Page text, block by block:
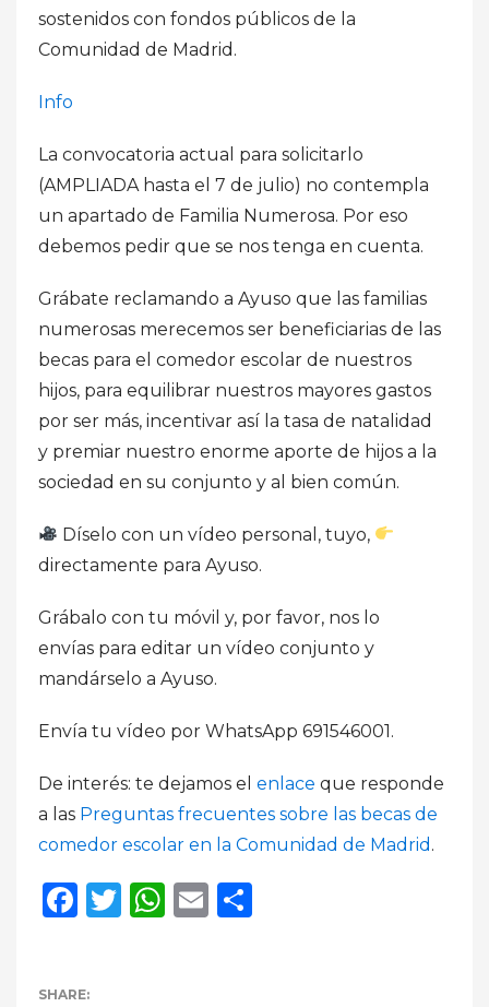
sostenidos con fondos públicos de la
Comunidad de Madrid.
Info
La convocatoria actual para solicitarlo
(AMPLIADA hasta el 7 de julio) no contempla
un apartado de Familia Numerosa. Por eso
debemos pedir que se nos tenga en cuenta.
Grábate reclamando a Ayuso que las familias
numerosas merecemos ser beneficiarias de las
becas para el comedor escolar de nuestros
hijos, para equilibrar nuestros mayores gastos
por ser más, incentivar así la tasa de natalidad
y premiar nuestro enorme aporte de hijos a la
sociedad en su conjunto y al bien común.
Díselo con un vídeo personal, tuyo,
directamente para Ayuso.
Grábalo con tu móvil y, por favor, nos lo
envías para editar un vídeo conjunto y
mandárselo a Ayuso.
Envía tu vídeo por WhatsApp 691546001.
De interés: te dejamos el enlace que responde
a las Preguntas frecuentes sobre las becas de
comedor escolar en la Comunidad de Madrid .
Facebook
Twitter
WhatsApp
Email